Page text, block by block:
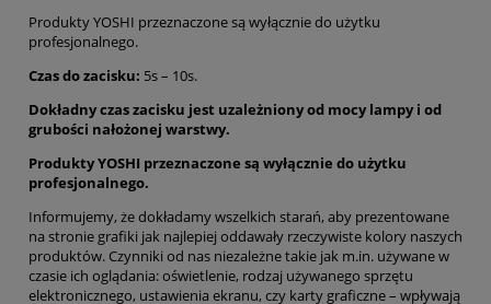
Produkty YOSHI przeznaczone są wyłącznie do użytku
profesjonalnego.
Czas do zacisku: 5s – 10s.
Dokładny czas zacisku jest uzależniony od mocy lampy i od
grubości nałożonej warstwy.
Produkty YOSHI przeznaczone są wyłącznie do użytku
profesjonalnego.
Informujemy, że dokładamy wszelkich starań, aby prezentowane
na stronie grafiki jak najlepiej oddawały rzeczywiste kolory naszych
produktów. Czynniki od nas niezależne takie jak m.in. używane w
czasie ich oglądania: oświetlenie, rodzaj używanego sprzętu
elektronicznego, ustawienia ekranu, czy karty graficzne – wpływają